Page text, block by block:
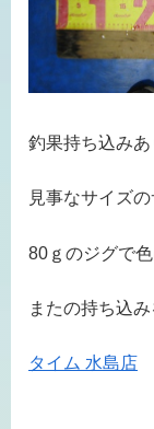
釣果持ち込み
見事なサイズ
80ｇのジグで
またの持ち込
タイム 水島店